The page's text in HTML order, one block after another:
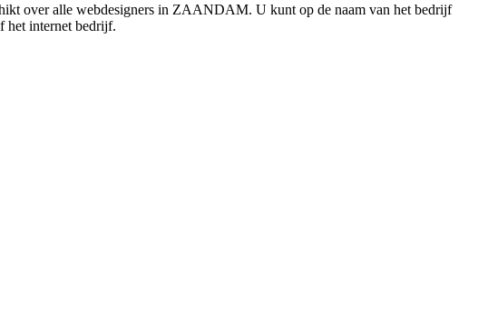
over alle webdesigners in ZAANDAM. U kunt op de naam van het bedrijf
het internet bedrijf.